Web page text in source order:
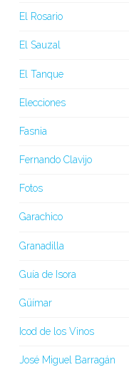
El Rosario
El Sauzal
El Tanque
Elecciones
Fasnia
Fernando Clavijo
Fotos
Garachico
Granadilla
Guía de Isora
Güímar
Icod de los Vinos
José Miguel Barragán